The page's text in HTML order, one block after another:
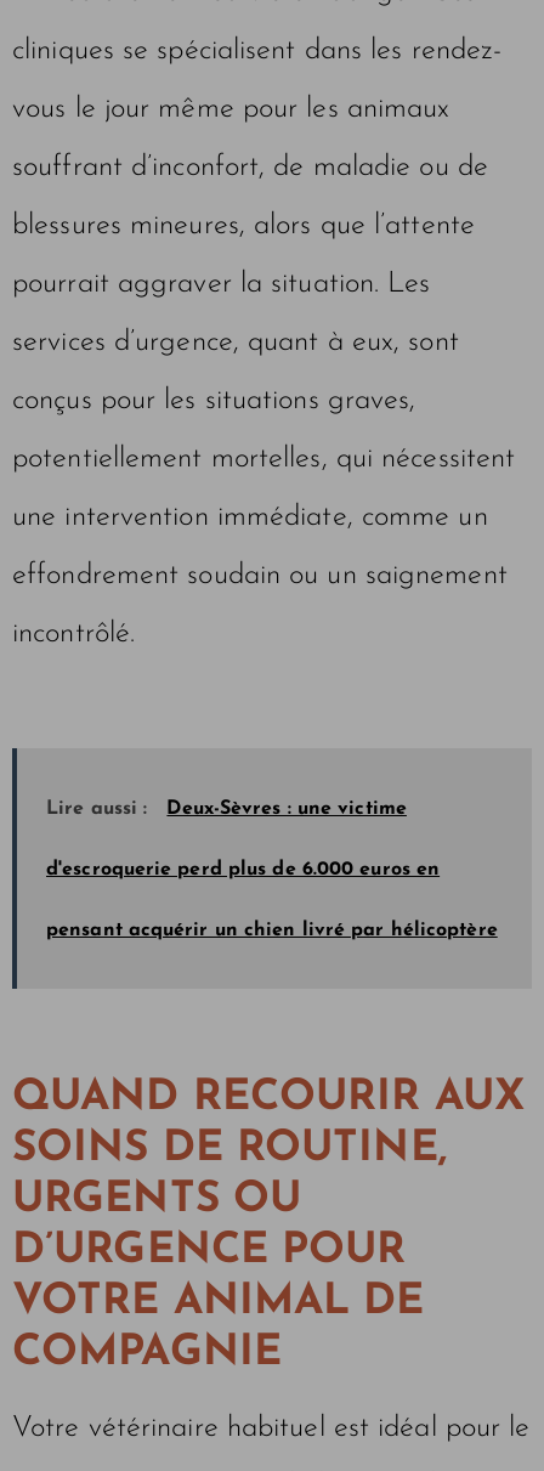
cliniques se spécialisent dans les rendez-
vous le jour même pour les animaux
souffrant d’inconfort, de maladie ou de
blessures mineures, alors que l’attente
pourrait aggraver la situation. Les
services d’urgence, quant à eux, sont
conçus pour les situations graves,
potentiellement mortelles, qui nécessitent
une intervention immédiate, comme un
effondrement soudain ou un saignement
incontrôlé.
Lire aussi : Deux-Sèvres : une victime
d'escroquerie perd plus de 6.000 euros en
pensant acquérir un chien livré par hélicoptère
QUAND RECOURIR AUX
SOINS DE ROUTINE,
URGENTS OU
D’URGENCE POUR
VOTRE ANIMAL DE
COMPAGNIE
Votre vétérinaire habituel est idéal pour le